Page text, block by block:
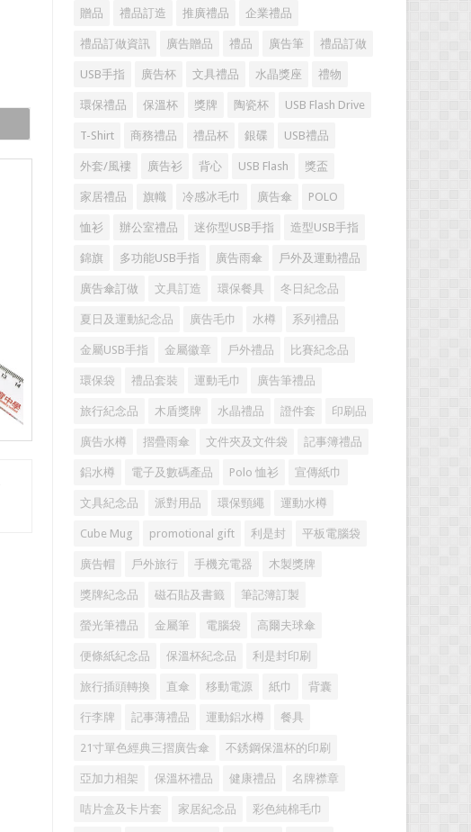
贈品 禮品訂造 推廣禮品 企業禮品
禮品訂做資訊 廣告贈品 禮品 廣告筆 禮品訂做
USB手指 廣告杯 文具禮品 水晶獎座 禮物
環保禮品 保溫杯 獎牌 陶瓷杯 USB Flash Drive
T-Shirt 商務禮品 禮品杯 銀碟 USB禮品
外套/風褸 廣告衫 背心 USB Flash 獎盃
家居禮品 旗幟 冷感冰毛巾 廣告傘 POLO
恤衫 辦公室禮品 迷你型USB手指 造型USB手指
錦旗 多功能USB手指 廣告雨傘 戶外及運動禮品
廣告傘訂做 文具訂造 環保餐具 冬日紀念品
夏日及運動紀念品 廣告毛巾 水樽 系列禮品
金屬USB手指 金屬徽章 戶外禮品 比賽紀念品
環保袋 禮品套裝 運動毛巾 廣告筆禮品
旅行紀念品 木盾獎牌 水晶禮品 證件套 印刷品
廣告水樽 摺疊雨傘 文件夾及文件袋 記事簿禮品
鋁水樽 電子及數碼產品 Polo 恤衫 宣傳紙巾
文具紀念品 派對用品 環保頸繩 運動水樽
Cube Mug promotional gift 利是封 平板電腦袋
廣告帽 戶外旅行 手機充電器 木製獎牌
獎牌紀念品 磁石貼及書籤 筆記簿訂製
螢光筆禮品 金屬筆 電腦袋 高爾夫球傘
便條紙紀念品 保溫杯紀念品 利是封印刷
旅行插頭轉換 直傘 移動電源 紙巾 背囊
行李牌 記事薄禮品 運動鋁水樽 餐具
21寸單色經典三摺廣告傘 不銹鋼保溫杯的印刷
亞加力相架 保溫杯禮品 健康禮品 名牌襟章
咭片盒及卡片套 家居紀念品 彩色純棉毛巾